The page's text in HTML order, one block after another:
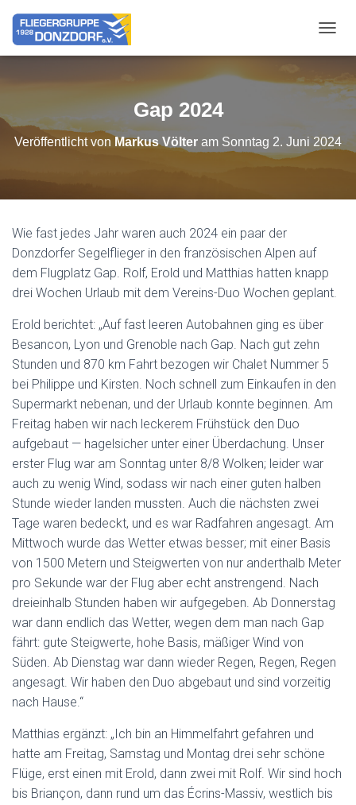
Gap 2024
Veröffentlicht von Markus Völter am Sonntag 2. Juni 2024
Wie fast jedes Jahr waren auch 2024 ein paar der
Donzdorfer Segelflieger in den französischen Alpen auf
dem Flugplatz Gap. Rolf, Erold und Matthias hatten knapp
drei Wochen Urlaub mit dem Vereins-Duo Wochen geplant.
Erold berichtet: „Auf fast leeren Autobahnen ging es über
Besancon, Lyon und Grenoble nach Gap. Nach gut zehn
Stunden und 870 km Fahrt bezogen wir Chalet Nummer 5
bei Philippe und Kirsten. Noch schnell zum Einkaufen in den
Supermarkt nebenan, und der Urlaub konnte beginnen. Am
Freitag haben wir nach leckerem Frühstück den Duo
aufgebaut — hagelsicher unter einer Überdachung. Unser
erster Flug war am Sonntag unter 8/8 Wolken; leider war
auch zu wenig Wind, sodass wir nach einer guten halben
Stunde wieder landen mussten. Auch die nächsten zwei
Tage waren bedeckt, und es war Radfahren angesagt. Am
Mittwoch wurde das Wetter etwas besser; mit einer Basis
von 1500 Metern und Steigwerten von nur anderthalb Meter
pro Sekunde war der Flug aber echt anstrengend. Nach
dreieinhalb Stunden haben wir aufgegeben. Ab Donnerstag
war dann endlich das Wetter, wegen dem man nach Gap
fährt: gute Steigwerte, hohe Basis, mäßiger Wind von
Süden. Ab Dienstag war dann wieder Regen, Regen, Regen
angesagt. Wir haben den Duo abgebaut und sind vorzeitig
nach Hause.“
Matthias ergänzt: „Ich bin an Himmelfahrt gefahren und
hatte am Freitag, Samstag und Montag drei sehr schöne
Flüge, erst einen mit Erold, dann zwei mit Rolf. Wir sind hoch
bis Briançon, dann rund um das Écrins-Massiv, westlich bis